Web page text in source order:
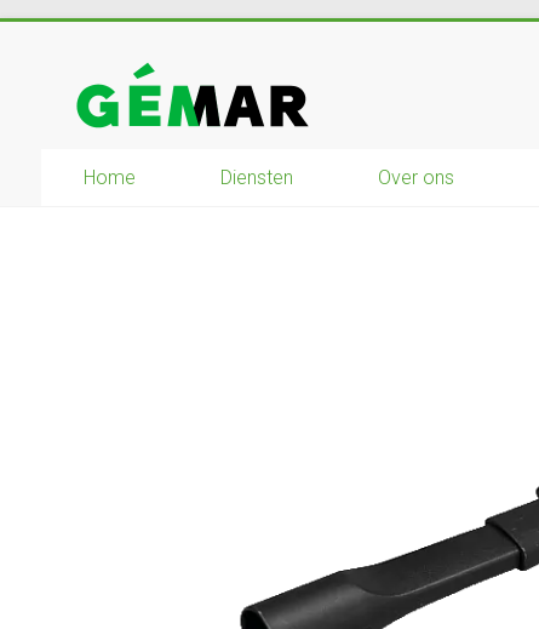
GEMAR
natuurbouw
Home Diensten Over ons